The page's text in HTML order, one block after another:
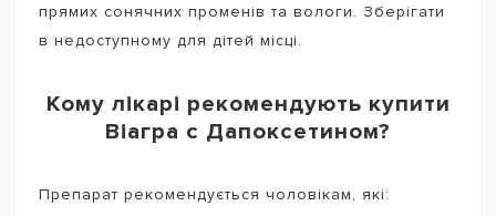
прямих сонячних променів та вологи. Зберігати
в недоступному для дітей місці.
Кому лікарі рекомендують купити
Віагра с Дапоксетином?
Препарат рекомендується чоловікам, які: